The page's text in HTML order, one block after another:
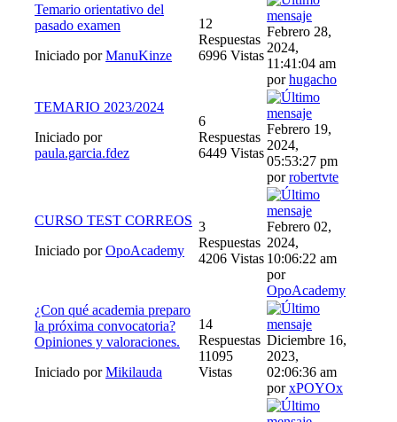
Temario orientativo del
pasado examen
Iniciado porManuKinze
12
Respuestas
6996 Vistas
Febrero 28,
2024,
11:41:04 am
porhugacho
TEMARIO 2023/2024
Iniciado por
paula.garcia.fdez
6
Respuestas
6449 Vistas
Febrero 19,
2024,
05:53:27 pm
porrobertvte
CURSO TEST CORREOS
Iniciado porOpoAcademy
3
Respuestas
4206 Vistas
Febrero 02,
2024,
10:06:22 am
por
OpoAcademy
¿Con qué academia preparo
la próxima convocatoria?
Opiniones y valoraciones.
Iniciado porMikilauda
14
Respuestas
11095
Vistas
Diciembre 16,
2023,
02:06:36 am
porxPOYOx